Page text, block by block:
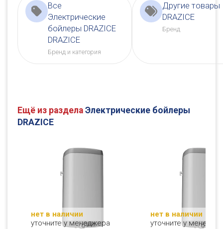
Все
Электрические
бойлеры DRAZICE
DRAZICE
Бренд и категория
Другие товары
DRAZICE
Бренд
Ещё из раздела Электрические бойлеры
DRAZICE
нет в наличии
уточните у менеджера
нет в наличии
уточните у